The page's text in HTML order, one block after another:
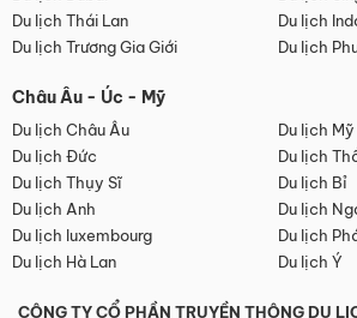
Du lịch Thái Lan
Du lịch
Du lịch Trương Gia Giới
Du lịch
Châu Âu - Úc - Mỹ
Du lịch Châu Âu
Du lịch Mỹ
Du lịch Đức
Du lịch
Du lịch Thụy Sĩ
Du lịch Bỉ
Du lịch Anh
Du lịch
Du lịch luxembourg
Du lịch
Du lịch Hà Lan
Du lịch Ý
CÔNG TY CỔ PHẦN TRUYỀN THÔNG DU